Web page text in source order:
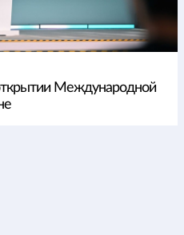
Международной